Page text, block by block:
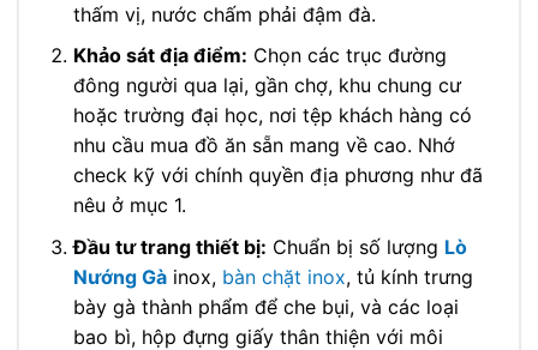
thấm vị, nước chấm phải đậm đà.
Khảo sát địa điểm: Chọn các trục đường
đông người qua lại, gần chợ, khu chung cư
hoặc trường đại học, nơi tệp khách hàng có
nhu cầu mua đồ ăn sẵn mang về cao. Nhớ
check kỹ với chính quyền địa phương như đã
nêu ở mục 1.
Đầu tư trang thiết bị: Chuẩn bị số lượng Lò
Nướng Gàinox, bàn chặt inox, tủ kính trưng
bày gà thành phẩm để che bụi, và các loại
bao bì, hộp đựng giấy thân thiện với môi